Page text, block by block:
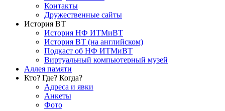
Контакты
Дружественные сайты
История ВТ
История НФ ИТМиВТ
История ВТ (на английском)
Подкаст об НФ ИТМиВТ
Виртуальный компьютерный музей
Аллея памяти
Кто? Где? Когда?
Адреса и явки
Анкеты
Фото